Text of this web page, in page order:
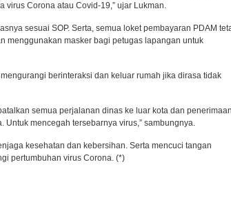
virus Corona atau Covid-19,” ujar Lukman.
sesuai SOP. Serta, semua loket pembayaran PDAM
menggunakan masker bagi petugas lapangan untuk
berinteraksi dan keluar rumah jika dirasa tidak
semua perjalanan dinas ke luar kota dan penerimaan
Untuk mencegah tersebarnya virus,” sambungnya.
kesehatan dan kebersihan. Serta mencuci tangan
pertumbuhan virus Corona. (*)